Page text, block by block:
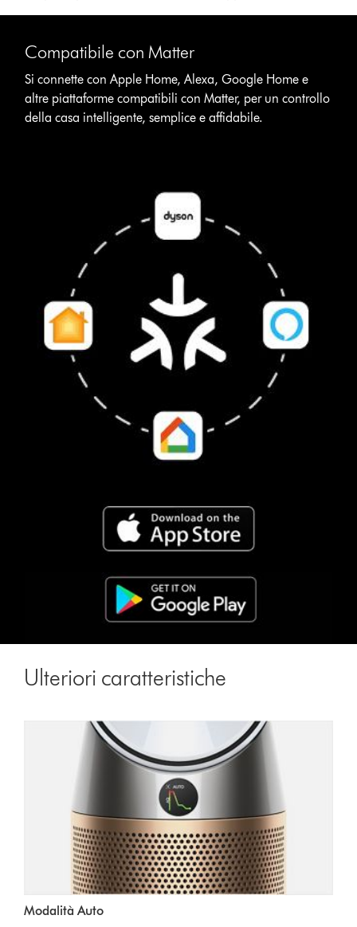
Compatibile con Matter
Si connette con Apple Home, Alexa, Google Home e
altre piattaforme compatibili con Matter, per un controllo
della casa intelligente, semplice e affidabile.
Ulteriori caratteristiche
Modalità Auto